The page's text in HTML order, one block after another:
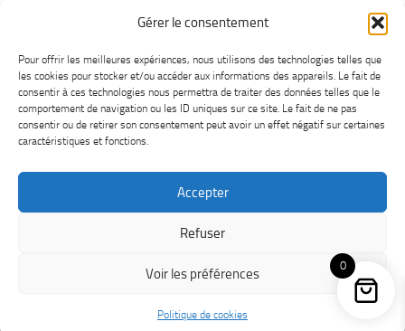
Gérer le consentement
Pour offrir les meilleures expériences, nous utilisons des technologies telles que
les cookies pour stocker et/ou accéder aux informations des appareils. Le fait de
consentir à ces technologies nous permettra de traiter des données telles que le
comportement de navigation ou les ID uniques sur ce site. Le fait de ne pas
consentir ou de retirer son consentement peut avoir un effet négatif sur certaines
caractéristiques et fonctions.
Accepter
Refuser
Voir les préférences
Politique de cookies
0